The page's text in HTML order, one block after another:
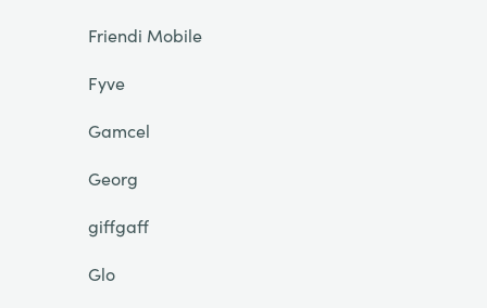
Friendi Mobile
Fyve
Gamcel
Georg
giffgaff
Glo